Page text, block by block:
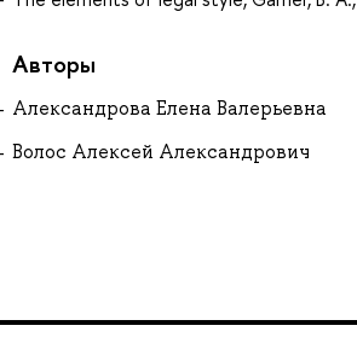
Авторы
Александрова Елена Валерьевна
Волос Алексей Александрович